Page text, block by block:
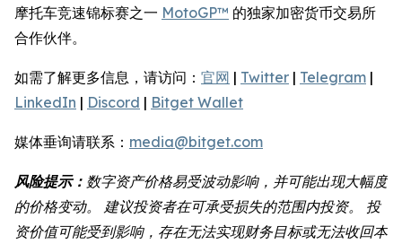
摩托车竞速锦标赛之一 MotoGP™ 的独家加密货币交易所
合作伙伴。
如需了解更多信息，请访问： 官网 | Twitter | Telegram |
LinkedIn | Discord | Bitget Wallet
媒体垂询请联系： media@bitget.com
风险提示： 数字资产价格易受波动影响，并可能出现大幅度
的价格变动。 建议投资者在可承受损失的范围内投资。 投
资价值可能受到影响，存在无法实现财务目标或无法收回本